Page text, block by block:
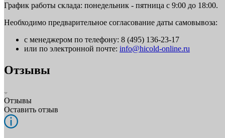
График работы склада: понедельник - пятница с 9:00 до 18:00.
Необходимо предварительное согласование даты самовывоза:
с менеджером по телефону: 8 (495) 136-23-17
или по электронной почте: info@hicold-online.ru
Отзывы
Отзывы
Оставить отзыв